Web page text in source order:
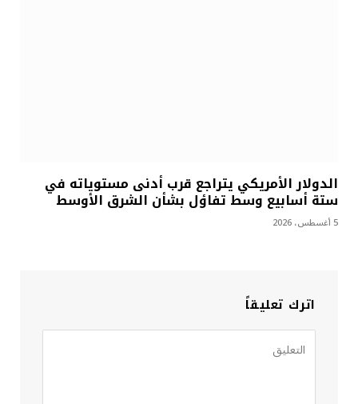
الدولار الأمريكي يتراجع قرب أدنى مستوياته في
ستة أسابيع وسط تفاؤل بشأن الشرق الأوسط
5 أغسطس، 2026
اترك تعليقاً